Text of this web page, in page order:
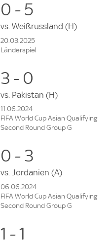
0 - 5
vs. Weißrussland (H)
20.03.2025
Länderspiel
3 - 0
vs. Pakistan (H)
11.06.2024
FIFA World Cup Asian Qualifying
Second Round Group G
0 - 3
vs. Jordanien (A)
06.06.2024
FIFA World Cup Asian Qualifying
Second Round Group G
1 - 1